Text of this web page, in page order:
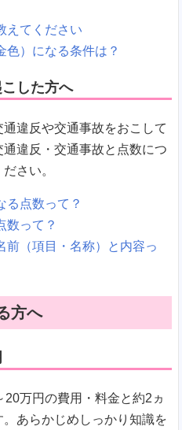
えてください
色）になる条件は？
した方へ
違反や交通事故をおこして
違反・交通事故と点数につ
さい。
る点数って？
数って？
前（項目・名称）と内容っ
方へ
万円の費用・料金と約2ヵ
あらかじめしっかり知識を